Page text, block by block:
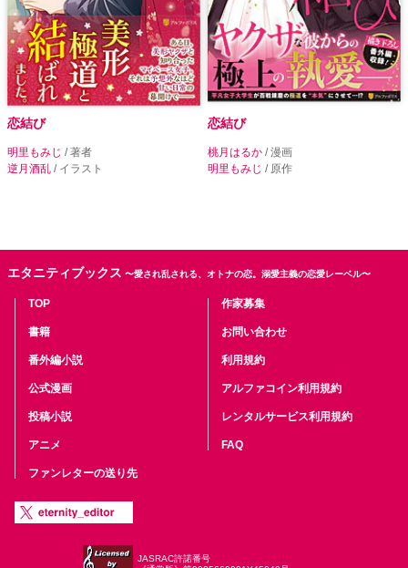
恋結び
明里もみじ / 著者
逆月酒乱 / イラスト
恋結び
桃月はるか / 漫画
明里もみじ / 原作
エタニティブックス 〜愛され乱される、オトナの恋。溺愛主義の恋愛レーベル〜
TOP
書籍
番外編小説
公式漫画
投稿小説
アニメ
ファンレターの送り先
作家募集
お問い合わせ
利用規約
アルファコイン利用規約
レンタルサービス利用規約
FAQ
JASRAC許諾番号